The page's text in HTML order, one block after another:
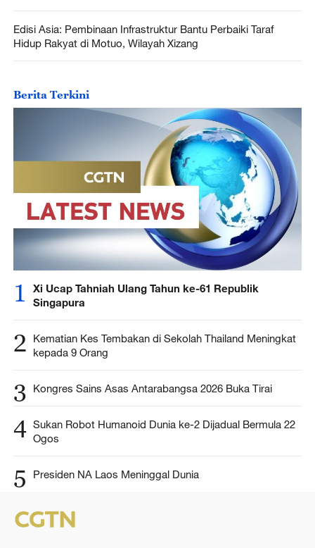
Edisi Asia: Pembinaan Infrastruktur Bantu Perbaiki Taraf
Hidup Rakyat di Motuo, Wilayah Xizang
Berita Terkini
1
Xi Ucap Tahniah Ulang Tahun ke-61 Republik
Singapura
2
Kematian Kes Tembakan di Sekolah Thailand Meningkat
kepada 9 Orang
3 Kongres Sains Asas Antarabangsa 2026 Buka Tirai
4 Sukan Robot Humanoid Dunia ke-2 Dijadual Bermula 22
Ogos
5 Presiden NA Laos Meninggal Dunia